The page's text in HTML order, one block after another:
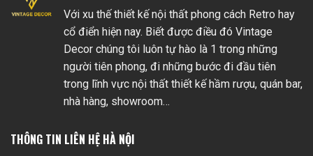
Với xu thế thiết kế nội thất phong cách Retro hay
cổ điển hiện nay. Biết được điều đó Vintage
Decor chúng tôi luôn tự hào là 1 trong những
người tiên phong, đi những bước đi đầu tiên
trong lĩnh vực nội thất thiết kế hầm rượu, quán bar,
nhà hàng, showroom…
THÔNG TIN LIÊN HỆ HÀ NỘI